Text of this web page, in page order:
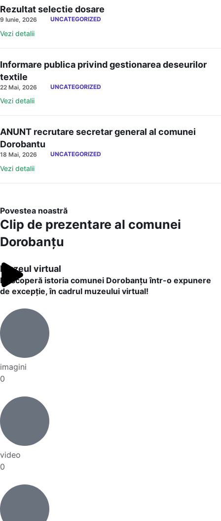
Rezultat selectie dosare
9 Iunie, 2026 UNCATEGORIZED
Vezi detalii
Informare publica privind gestionarea deseurilor
textile
22 Mai, 2026 UNCATEGORIZED
Vezi detalii
ANUNT recrutare secretar general al comunei
Dorobantu
18 Mai, 2026 UNCATEGORIZED
Vezi detalii
Povestea noastră
Clip de prezentare al comunei
Dorobanțu
Muzeul virtual
Descoperă istoria comunei Dorobanțu într-o expunere
de excepție, în cadrul muzeului virtual!
imagini
0
video
0